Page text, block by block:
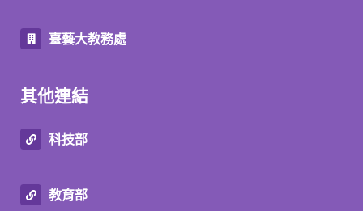
臺藝大教務處
其他連結
科技部
教育部